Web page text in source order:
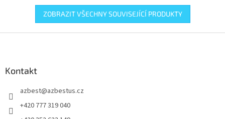
ZOBRAZIT VŠECHNY SOUVISEJÍCÍ PRODUKTY
Kontakt
azbest@azbestus.cz
+420 777 319 040